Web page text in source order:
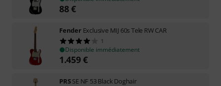
88€
Fender Exclusive MIJ 60s Tele RW CAR
1
Disponible immédiatement
1.459€
PRSSE NF 53 Black Doghair